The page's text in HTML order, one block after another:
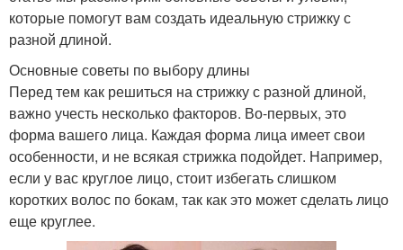
которые помогут вам создать идеальную стрижку с
разной длиной.
Основные советы по выбору длины
Перед тем как решиться на стрижку с разной длиной,
важно учесть несколько факторов. Во-первых, это
форма вашего лица. Каждая форма лица имеет свои
особенности, и не всякая стрижка подойдет. Например,
если у вас круглое лицо, стоит избегать слишком
коротких волос по бокам, так как это может сделать лицо
еще круглее.